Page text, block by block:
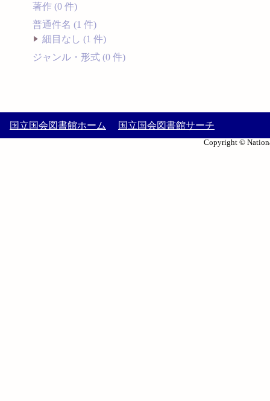
著作 (0 件)
普通件名 (1 件)
細目なし (1 件)
ジャンル・形式 (0 件)
国立国会図書館ホーム 国立国会図書館サーチ
Copyright ©